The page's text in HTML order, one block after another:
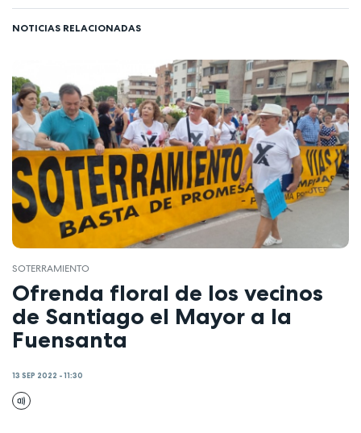
NOTICIAS RELACIONADAS
SOTERRAMIENTO
Ofrenda floral de los vecinos
de Santiago el Mayor a la
Fuensanta
13 SEP 2022 - 11:30